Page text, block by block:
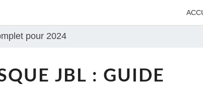
pour 2024
JBL : GUIDE